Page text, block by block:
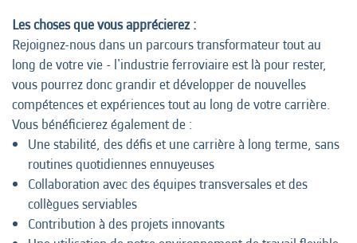
Les choses que vous apprécierez :
Rejoignez-nous dans un parcours transformateur tout au
long de votre vie - l'industrie ferroviaire est là pour rester,
vous pourrez donc grandir et développer de nouvelles
compétences et expériences tout au long de votre carrière.
Vous bénéficierez également de :
Une stabilité, des défis et une carrière à long terme, sans
routines quotidiennes ennuyeuses
Collaboration avec des équipes transversales et des
collègues serviables
Contribution à des projets innovants